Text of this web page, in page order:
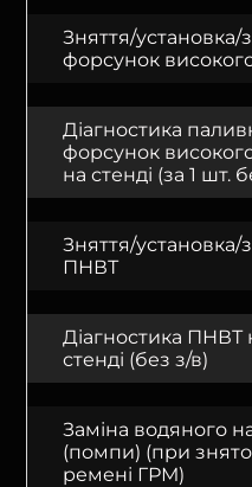
Зняття/установка/
форсунок
Діагностика
форсунок
на стенді (за 1 шт.
Зняття/установка/
ПНВТ
Діагностика ПНВТ
стенді (без з/в)
Заміна водяного
(помпи) (при
ремені ГРМ)